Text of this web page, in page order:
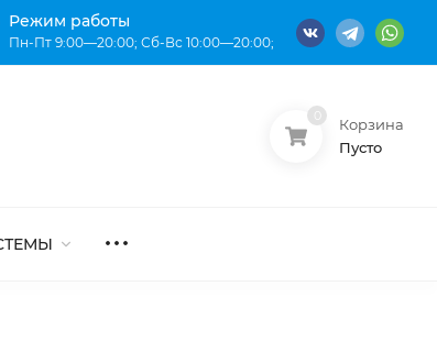
Режим работы
Пн-Пт 9:00—20:00; Сб-Вс 10:00—20:00;
Корзина
Пусто